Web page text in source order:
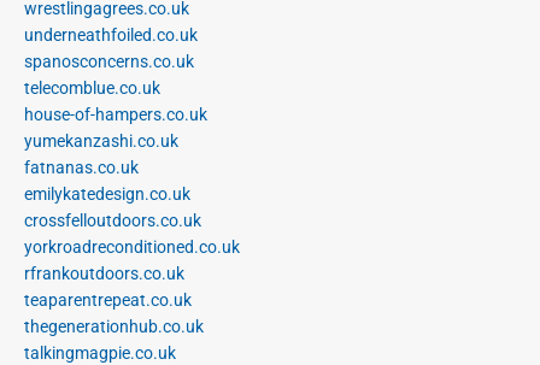
wrestlingagrees.co.uk
underneathfoiled.co.uk
spanosconcerns.co.uk
telecomblue.co.uk
house-of-hampers.co.uk
yumekanzashi.co.uk
fatnanas.co.uk
emilykatedesign.co.uk
crossfelloutdoors.co.uk
yorkroadreconditioned.co.uk
rfrankoutdoors.co.uk
teaparentrepeat.co.uk
thegenerationhub.co.uk
talkingmagpie.co.uk